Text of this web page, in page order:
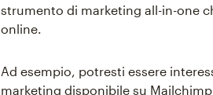
strumento di marketing all-in-one
online.
Ad esempio, potresti essere
marketing disponibile su